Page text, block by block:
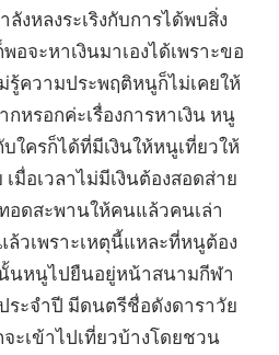
งหลงระเริงกับการได้พบสิ่ง
อจะหาเงินมาเองได้เพราะขอ
ความประพฤติหนูก็ไม่เคยให้
หรอกค่ะเรื่องการหาเงิน หนู
ใครก็ได้ที่มีเงินให้หนูเที่ยวให้
อเวลาไม่มีเงินต้องสอดส่าย
อดสะพานให้คนแล้วคนเล่า
วเพราะเหตุนี้แหละที่หนูต้อง
นหนูไปยืนอยู่หน้าสนามกีฬา
ระจำปี มีดนตรีชื่อดังดาราวัย
ะเข้าไปเที่ยวบ้างโดยชวน